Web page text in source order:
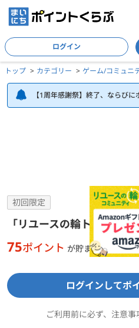
ログイン
トップ カテゴリー ゲーム/コミュニ
【1周年感謝祭】終了、ならび
初回限定
「リユースの輪トークル
75ポイント が貯まる
ログインしてポ
ご利用前に必ず、注意事